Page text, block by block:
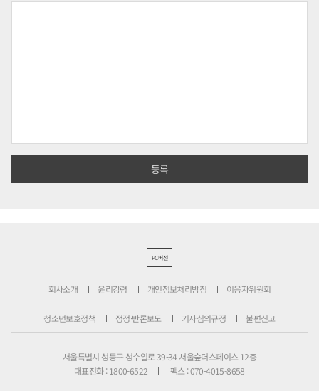
PC버전
회사소개 윤리강령 개인정보처리방침 이용자위원회
청소년보호정책 정정·반론보도 기사심의규정 불편신고
서울특별시 성동구 성수일로 39-34 서울숲더스페이스 12층
대표전화 : 1800-6522
팩스 : 070-4015-8658